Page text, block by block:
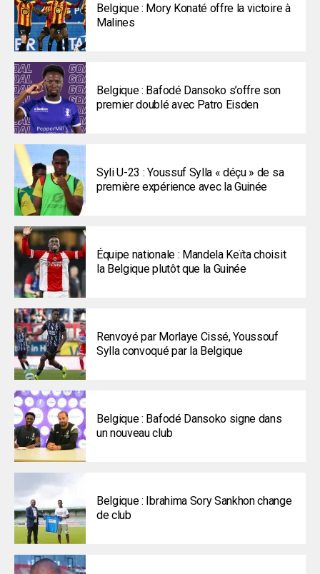
Belgique : Mory Konaté offre la victoire à
Malines
Belgique : Bafodé Dansoko s’offre son
premier doublé avec Patro Eisden
Syli U-23 : Youssuf Sylla « déçu » de sa
première expérience avec la Guinée
Équipe nationale : Mandela Keïta choisit
la Belgique plutôt que la Guinée
Renvoyé par Morlaye Cissé, Youssouf
Sylla convoqué par la Belgique
Belgique : Bafodé Dansoko signe dans
un nouveau club
Belgique : Ibrahima Sory Sankhon change
de club